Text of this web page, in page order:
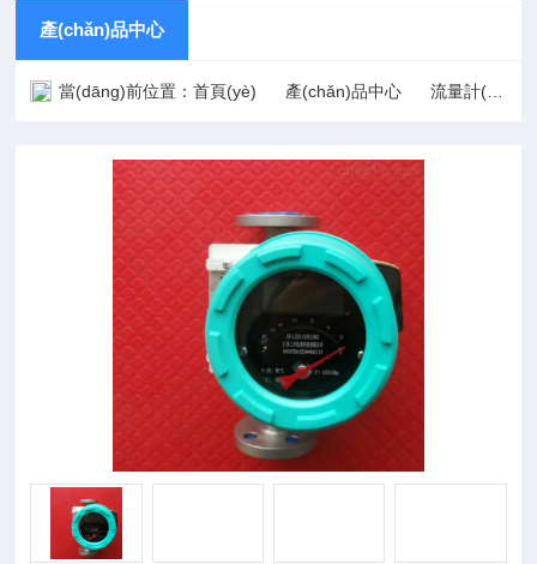
產(chǎn)品中心
當(dāng)前位置：首頁(yè) 產(chǎn)品中心 流量計(jì)